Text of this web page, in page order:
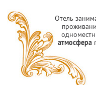
Отель
атмосфера